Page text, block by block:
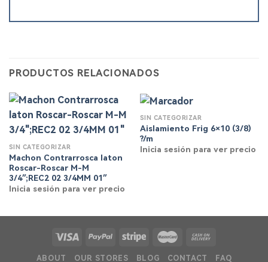
PRODUCTOS RELACIONADOS
SIN CATEGORIZAR
Machon Contrarrosca laton
Roscar-Roscar M-M
3/4″;REC2 02 3/4MM 01″
Inicia sesión para ver precio
SIN CATEGORIZAR
Aislamiento Frig 6×10 (3/8)
?/m
Inicia sesión para ver precio
ABOUT OUR STORES BLOG CONTACT FAQ